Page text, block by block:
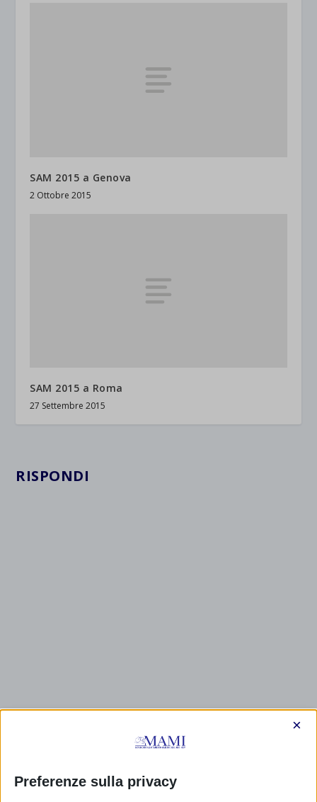
SAM 2015 a Genova
2 Ottobre 2015
SAM 2015 a Roma
27 Settembre 2015
RISPONDI
Preferenze sulla privacy
×